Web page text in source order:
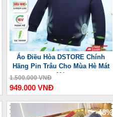
Áo Điều Hòa DSTORE Chính
Hãng Pin Trâu Cho Mùa Hè Mát
Mẻ
1.500.000 VNĐ
949.000 VNĐ
-48%